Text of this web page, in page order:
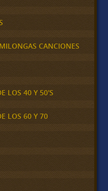
CANCIONES
LOS 40 Y 50'S
LOS 60 Y 70